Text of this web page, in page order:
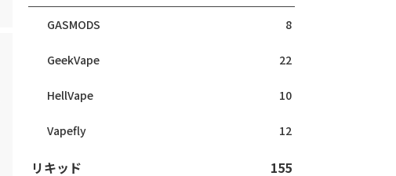
GASMODS 8
GeekVape 22
HellVape 10
Vapefly 12
リキッド 155